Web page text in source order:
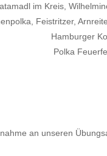
im Kreis,
Feistritzer,
Hamburger
Polka
an unseren